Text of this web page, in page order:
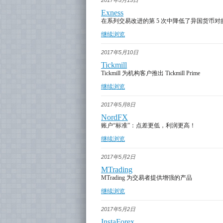
Exness
在系列交易改进的第 5 次中降低了异国货币对
继续浏览
2017年5月10日
Tickmill
Tickmill 为机构客户推出 Tickmill Prime
继续浏览
2017年5月8日
NordFX
账户“标准”：点差更低，利润更高！
继续浏览
2017年5月2日
MTrading
MTrading 为交易者提供增强的产品
继续浏览
2017年5月2日